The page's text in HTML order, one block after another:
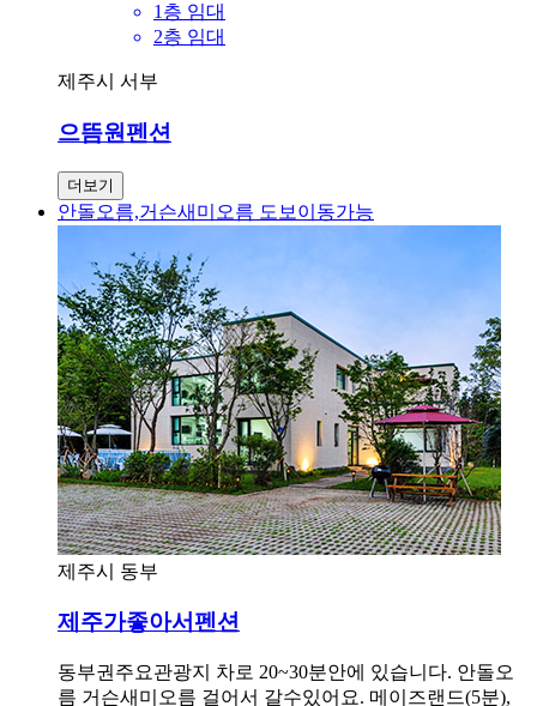
1층 임대
2층 임대
제주시 서부
으뜸원펜션
더보기
안돌오름,거슨새미오름 도보이동가능
제주시 동부
제주가좋아서펜션
동부권주요관광지 차로 20~30분안에 있습니다. 안돌오
름 거슨새미오름 걸어서 갈수있어요. 메이즈랜드(5분),